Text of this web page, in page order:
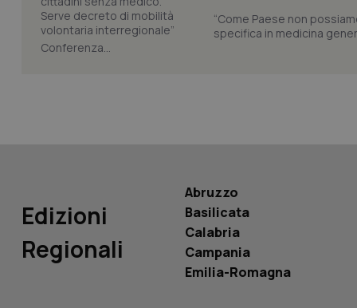
“Come Paese non
specifica in medicina
Conferenza...
Edizioni
Regionali
Abruzzo
Basilicata
Calabria
Campania
Emilia-Romagna